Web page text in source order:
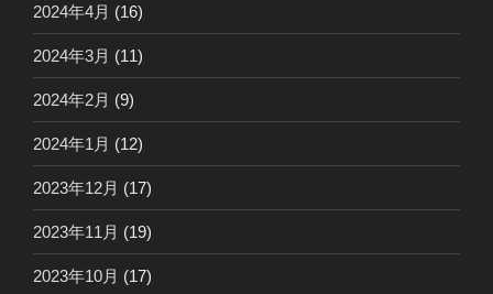
2024年4月 (16)
2024年3月 (11)
2024年2月 (9)
2024年1月 (12)
2023年12月 (17)
2023年11月 (19)
2023年10月 (17)